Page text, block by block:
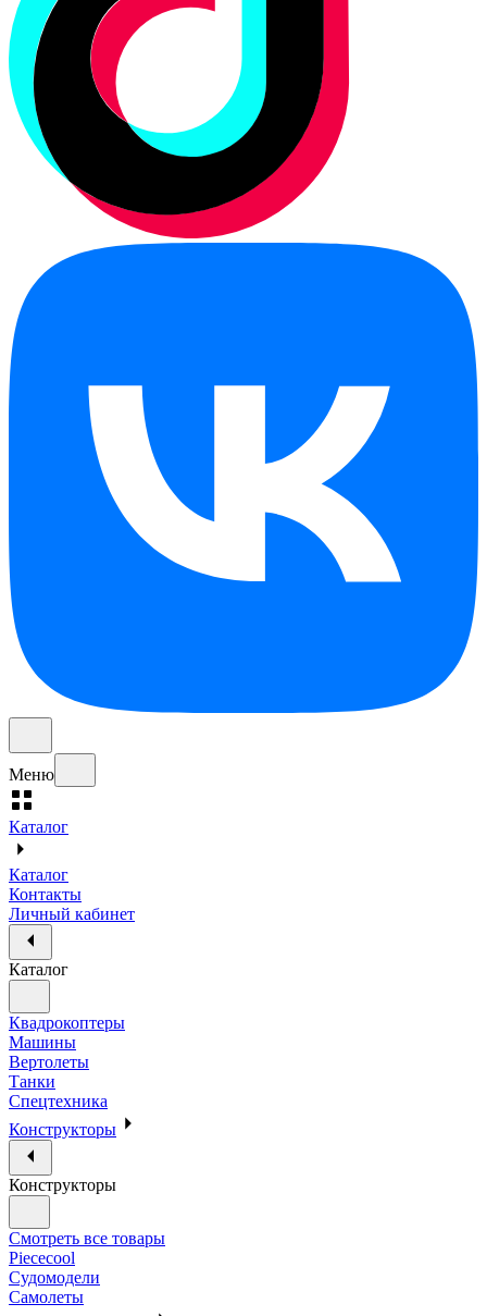
Меню
Каталог
Каталог
Контакты
Личный кабинет
Каталог
Квадрокоптеры
Машины
Вертолеты
Танки
Спецтехника
Конструкторы
Конструкторы
Смотреть все товары
Piececool
Судомодели
Самолеты